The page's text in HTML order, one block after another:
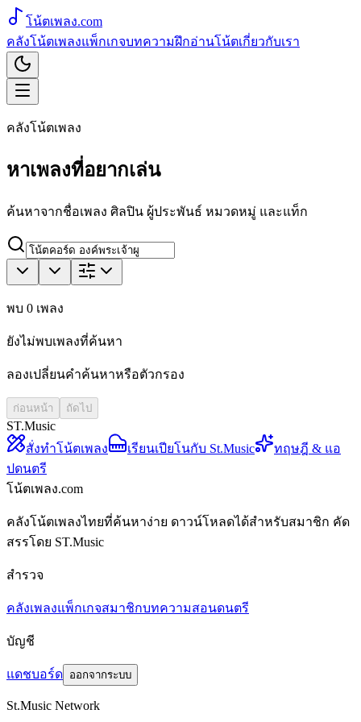
โน้ตเพลง.com
คลังโน้ตเพลงแพ็กเกจบทความฝึกอ่านโน้ตเกี่ยวกับเรา
คลังโน้ตเพลง
หาเพลงที่อยากเล่น
ค้นหาจากชื่อเพลง ศิลปิน ผู้ประพันธ์ หมวดหมู่ และแท็ก
พบ 0 เพลง
ยังไม่พบเพลงที่ค้นหา
ลองเปลี่ยนคำค้นหาหรือตัวกรอง
ก่อนหน้า ถัดไป
ST.Music
สั่งทำโน้ตเพลง
เรียนเปียโนกับ St.Music
ทฤษฎี & แอ
ปดนตรี
โน้ตเพลง.com
คลังโน้ตเพลงไทยที่ค้นหาง่าย ดาวน์โหลดได้สำหรับสมาชิก คัด
สรรโดย ST.Music
สำรวจ
คลังเพลงแพ็กเกจสมาชิกบทความสอนดนตรี
บัญชี
แดชบอร์ด ออกจากระบบ
St.Music Network